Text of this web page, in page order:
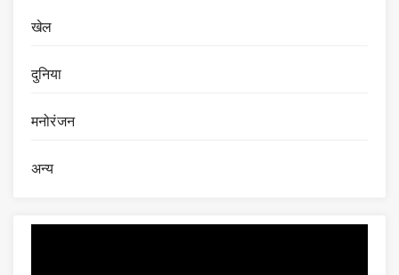
खेल
दुनिया
मनोरंजन
अन्य